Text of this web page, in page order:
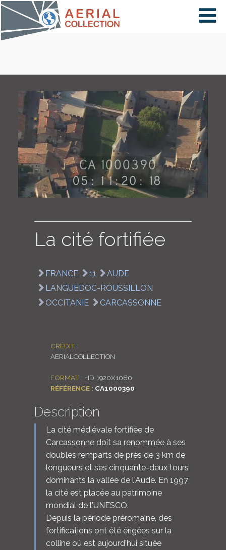
×
PAYS
CARTE
COLLECTIONS
LOGIN
La cité fortifiée
FRANCE 11
AUDE
LANGUEDOC-ROUSSILLON
OCCITANIE
CARCASSONNE
CRÉDIT :
AERIALCOLLECTION
FORMAT : HD 1920X1080
RÉFÉRENCE : CA1000390
Description
La cité médiévale fortifiée de
Carcassonne doit sa renommée à ses
doubles remparts de près de 3 km de
longueurs et ses cinquante-deux tours
dominants la vallée de l'Aude. En 1997
la cité est placée au patrimoine
mondial de l'UNESCO.
Depuis la période préromaine, des
fortifications ont été érigées sur la
colline où est aujourd'hui située